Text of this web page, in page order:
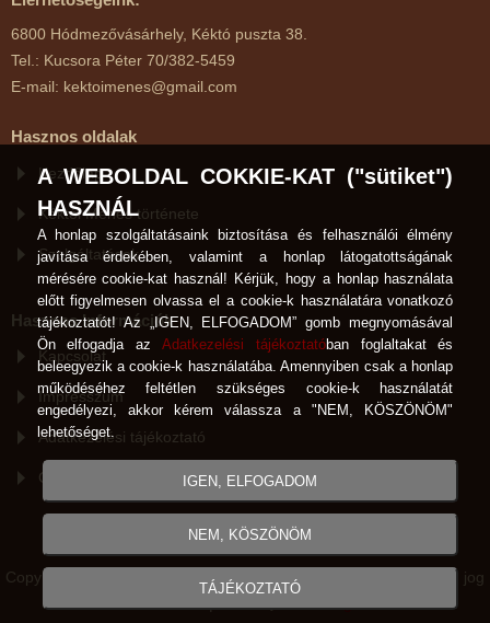
6800 Hódmezővásárhely, Kéktó puszta 38.
Tel.: Kucsora Péter 70/382-5459
E-mail: kektoimenes@gmail.com
Hasznos oldalak
Kezdőlap
Kéktói Ménes története
Szolgáltatások
Hasznos Információk
Kapcsolat
Impresszum
Adatkezelési tájékoztató
Cookie-k használata
Copyright © Kéktói Ménes Hódmezővásárhely 2007-2026 Minden jog
A WEBOLDAL COKKIE-KAT ("sütiket")
HASZNÁL
A honlap szolgáltatásaink biztosítása és felhasználói élmény
javítása érdekében, valamint a honlap látogatottságának
mérésére cookie-kat használ! Kérjük, hogy a honlap használata
előtt figyelmesen olvassa el a cookie-k használatára vonatkozó
tájékoztatót! Az „IGEN, ELFOGADOM” gomb megnyomásával
Ön elfogadja az Adatkezelési tájékoztatóban foglaltakat és
beleegyezik a cookie-k használatába. Amennyiben csak a honlap
működéséhez feltétlen szükséges cookie-k használatát
engedélyezi, akkor kérem válassza a "NEM, KÖSZÖNÖM"
lehetőséget.
IGEN, ELFOGADOM
NEM, KÖSZÖNÖM
TÁJÉKOZTATÓ